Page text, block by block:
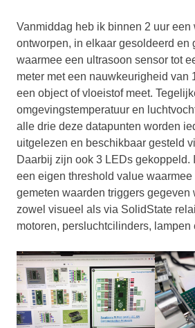
Vanmiddag heb ik binnen 2 uur een
ontworpen, in elkaar gesoldeerd en
waarmee een ultrasoon sensor tot
meter met een nauwkeurigheid van
een object of vloeistof meet.
omgevingstemperatuur en
alle drie deze datapunten worden
uitgelezen en beschikbaar gesteld
Daarbij zijn ook 3 LEDs gekoppeld.
een eigen threshold value waarmee
gemeten waarden triggers gegeven
zowel visueel als via SolidState
motoren, persluchtcilinders, lampen